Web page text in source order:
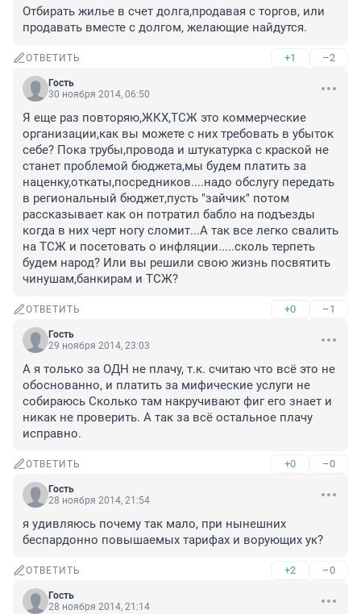
Отбирать жилье в счет долга,продавая с торгов, или
продавать вместе с долгом, желающие найдутся.
ОТВЕТИТЬ +1 –2
Гость
30 ноября 2014, 06:50
Я еще раз повторяю,ЖКХ,ТСЖ это коммерческие
организации,как вы можете с них требовать в убыток
себе? Пока трубы,провода и штукатурка с краской не
станет проблемой бюджета,мы будем платить за
наценку,откаты,посредников....надо обслугу передать
в региональный бюджет,пусть "зайчик" потом
рассказывает как он потратил бабло на подъезды
когда в них черт ногу сломит...А так все легко свалить
на ТСЖ и посетовать о инфляции.....сколь терпеть
будем народ? Или вы решили свою жизнь посвятить
чинушам,банкирам и ТСЖ?
ОТВЕТИТЬ +0 –1
Гость
29 ноября 2014, 23:03
А я только за ОДН не плачу, т.к. считаю что всё это не
обоснованно, и платить за мифические услуги не
собираюсь Сколько там накручивают фиг его знает и
никак не проверить. А так за всё остальное плачу
исправно.
ОТВЕТИТЬ +0 –0
Гость
28 ноября 2014, 21:54
я удивляюсь почему так мало, при нынешних
беспардонно повышаемых тарифах и ворующих ук?
ОТВЕТИТЬ +2 –0
Гость
28 ноября 2014, 21:14